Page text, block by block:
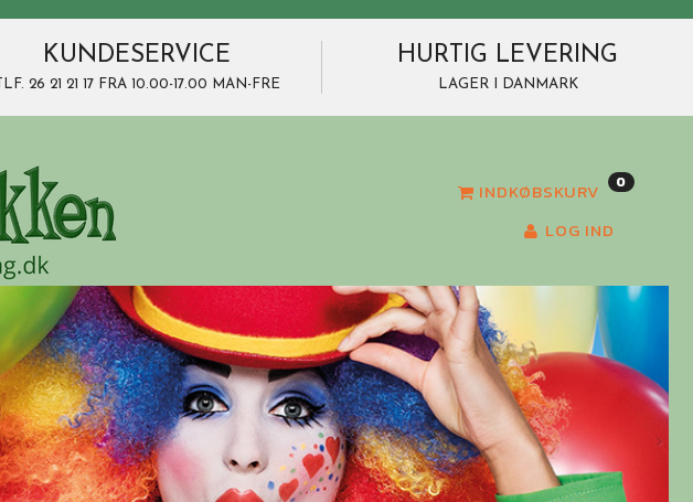
KUNDESERVICE
TLF. 26 21 21 17 FRA 10.00-17.00 MAN-FRE
HURTIG LEVERING
LAGER I DANMARK
INDKØBSKURV 0
LOG IND